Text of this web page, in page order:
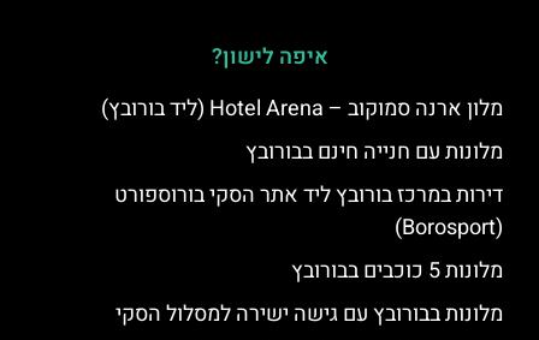
איפה לישון?
מלון ארנה סמוקוב – Hotel Arena (ליד בורובץ)
מלונות עם חנייה חינם בבורובץ
דירות במרכז בורובץ ליד אתר הסקי בורוספורט
(Borosport)
מלונות 5 כוכבים בבורובץ
מלונות בבורובץ עם גישה ישירה למסלול הסקי